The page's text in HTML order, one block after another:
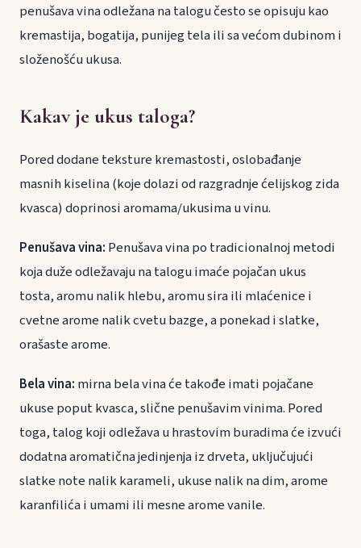
penušava vina odležana na talogu često se opisuju kao
kremastija, bogatija, punijeg tela ili sa većom dubinom i
složenošću ukusa.
Kakav je ukus taloga?
Pored dodane teksture kremastosti, oslobađanje
masnih kiselina (koje dolazi od razgradnje ćelijskog zida
kvasca) doprinosi aromama/ukusima u vinu.
Penušava vina: Penušava vina po tradicionalnoj metodi
koja duže odležavaju na talogu imaće pojačan ukus
tosta, aromu nalik hlebu, aromu sira ili mlaćenice i
cvetne arome nalik cvetu bazge, a ponekad i slatke,
orašaste arome.
Bela vina: mirna bela vina će takođe imati pojačane
ukuse poput kvasca, slične penušavim vinima. Pored
toga, talog koji odležava u hrastovim buradima će izvući
dodatna aromatična jedinjenja iz drveta, uključujući
slatke note nalik karameli, ukuse nalik na dim, arome
karanfilića i umami ili mesne arome vanile.